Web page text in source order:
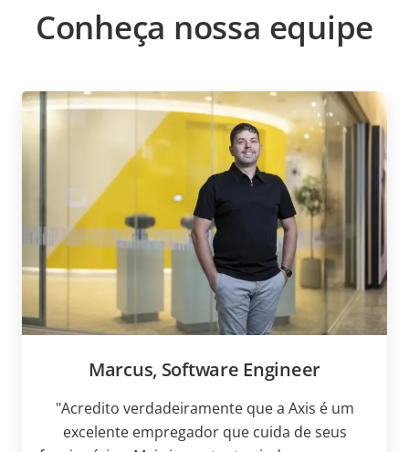
Conheça nossa equipe
Marcus, Software Engineer
"Acredito verdadeiramente que a Axis é um
excelente empregador que cuida de seus